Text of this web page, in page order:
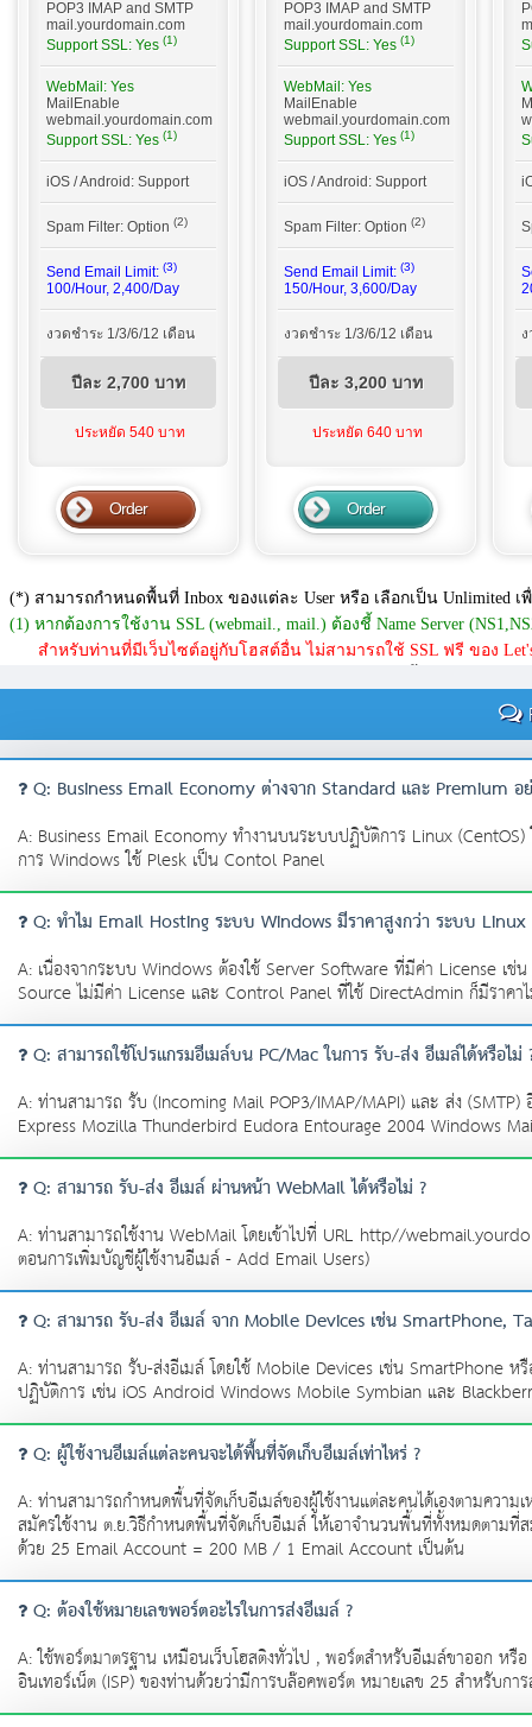
Q: Business Email Economy ต่างจาก Standard และ Premium อย่
A: Business Email Economy ทำงานบนระบบปฏิบัติการ Linux
การ Windows ใช้ Plesk เป็น Contol Panel
Q: ทำไม Email Hosting ระบบ Windows มีราคาสูงกว่า ระบบ Linux
A: เนื่องจากระบบ Windows ต้องใช้ Server Software ที่มีค่า License เ
Source ไม่มีค่า License และ Control Panel ที่ใช้ DirectAdmin ก็มีราคา
Q: สามารถใช้โปรแกรมอีเมล์บน PC/Mac ในการ รับ-ส่ง อีเมล์ได้หรือไม่
A: ท่านสามารถ รับ (Incoming Mail POP3/IMAP/MAPI) และ ส่ง
Express Mozilla Thunderbird Eudora Entourage 2004 Windows
Q: สามารถ รับ-ส่ง อีเมล์ ผ่านหน้า WebMail ได้หรือไม่ ?
A: ท่านสามารถใช้งาน WebMail โดยเข้าไปที่ URL http//
ตอนการเพิ่มบัญชีผู้ใช้งานอีเมล์ - Add Email Users)
Q: สามารถ รับ-ส่ง อีเมล์ จาก Mobile Devices เช่น SmartPhone,
A: ท่านสามารถ รับ-ส่งอีเมล์ โดยใช้ Mobile Devices เช่น SmartPhone
ปฏิบัติการ เช่น iOS Android Windows Mobile Symbian และ
Q: ผู้ใช้งานอีเมล์แต่ละคนจะได้พื้นที่จัดเก็บอีเมล์เท่าไหร่ ?
A: ท่านสามารถกำหนดพื้นที่จัดเก็บอีเมล์ของผู้ใช้งานแต่ละคนได้เองตามคว
สมัครใช้งาน ต.ย.วิธีกำหนดพื้นที่จัดเก็บอีเมล์ ให้เอาจำนวนพื้นที่ทั้งหมดตาม
ด้วย 25 Email Account = 200 MB / 1 Email Account เป็นต้น
Q: ต้องใช้หมายเลขพอร์ตอะไรในการส่งอีเมล์ ?
A: ใช้พอร์ตมาตรฐาน เหมือนเว็บโฮสติงทั่วไป , พอร์ตสำหรับอีเมล์ขาออก ห
อินเทอร์เน็ต (ISP) ของท่านด้วยว่ามีการบล๊อคพอร์ต หมายเลข 25 สำหรับก